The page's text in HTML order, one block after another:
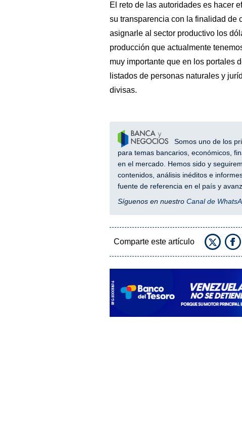
El reto de las autoridades es hacer
su transparencia con la finalidad de
asignarle al sector productivo los
producción que actualmente
muy importante que en los portales
listados de personas naturales y
divisas.
Somos uno de los
para temas bancarios, económicos,
en el mercado. Hemos sido y
contenidos, análisis inéditos e
fuente de referencia en el país y
Síguenos en nuestro Canal de
Comparte este artículo